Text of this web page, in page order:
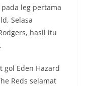
leg pertama
Selasa
hasil itu
Eden Hazard
Reds selamat